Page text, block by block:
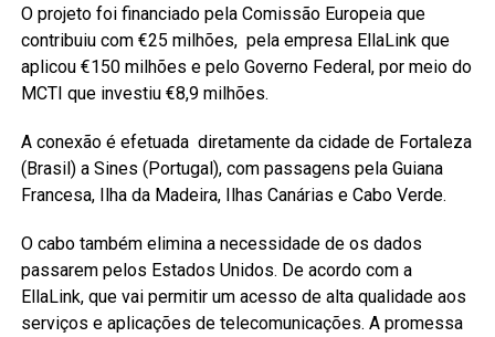
O projeto foi financiado pela Comissão Europeia que
contribuiu com €25 milhões, pela empresa EllaLink que
aplicou €150 milhões e pelo Governo Federal, por meio do
MCTI que investiu €8,9 milhões.
A conexão é efetuada diretamente da cidade de Fortaleza
(Brasil) a Sines (Portugal), com passagens pela Guiana
Francesa, Ilha da Madeira, Ilhas Canárias e Cabo Verde.
O cabo também elimina a necessidade de os dados
passarem pelos Estados Unidos. De acordo com a
EllaLink, que vai permitir um acesso de alta qualidade aos
serviços e aplicações de telecomunicações. A promessa